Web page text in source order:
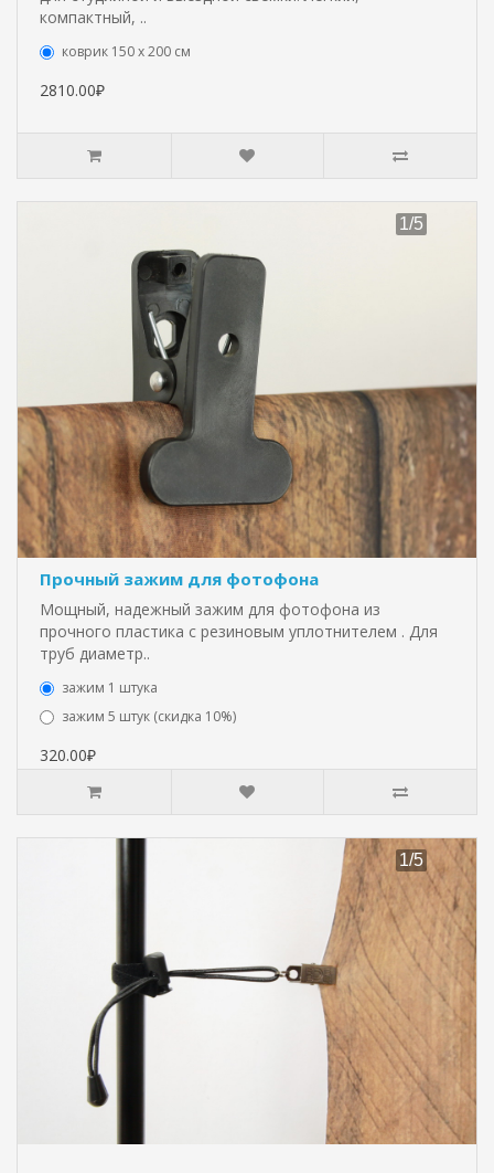
компактный, ..
коврик 150 х 200 см
2810.00₽
Прочный зажим для фотофона
Мощный, надежный зажим для фотофона из
прочного пластика с резиновым уплотнителем . Для
труб диаметр..
зажим 1 штука
зажим 5 штук (скидка 10%)
320.00₽